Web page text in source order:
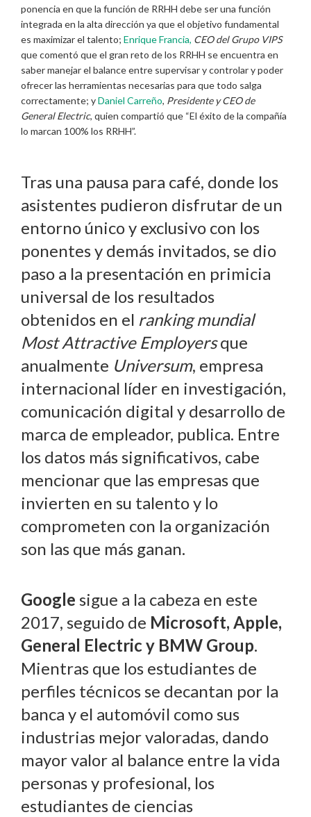
ponencia en que la función de RRHH debe ser una función
integrada en la alta dirección ya que el objetivo fundamental
es maximizar el talento; Enrique Francia, CEO del Grupo VIPS
que comentó que el gran reto de los RRHH se encuentra en
saber manejar el balance entre supervisar y controlar y poder
ofrecer las herramientas necesarias para que todo salga
correctamente; yDaniel Carreño, Presidente y CEO de
General Electric, quien compartió que “El éxito de la compañía
lo marcan 100% los RRHH”.
Tras una pausa para café, donde los
asistentes pudieron disfrutar de un
entorno único y exclusivo con los
ponentes y demás invitados, se dio
paso a la presentación en primicia
universal de los resultados
obtenidos en el ranking mundial
Most Attractive Employersque
anualmente Universum, empresa
internacional líder en investigación,
comunicación digital y desarrollo de
marca de empleador, publica. Entre
los datos más significativos, cabe
mencionar que las empresas que
invierten en su talento y lo
comprometen con la organización
son las que más ganan.
Google sigue a la cabeza en este
2017, seguido de Microsoft, Apple,
General Electric y BMW Group.
Mientras que los estudiantes de
perfiles técnicos se decantan por la
banca y el automóvil como sus
industrias mejor valoradas, dando
mayor valor al balance entre la vida
personas y profesional, los
estudiantes de ciencias